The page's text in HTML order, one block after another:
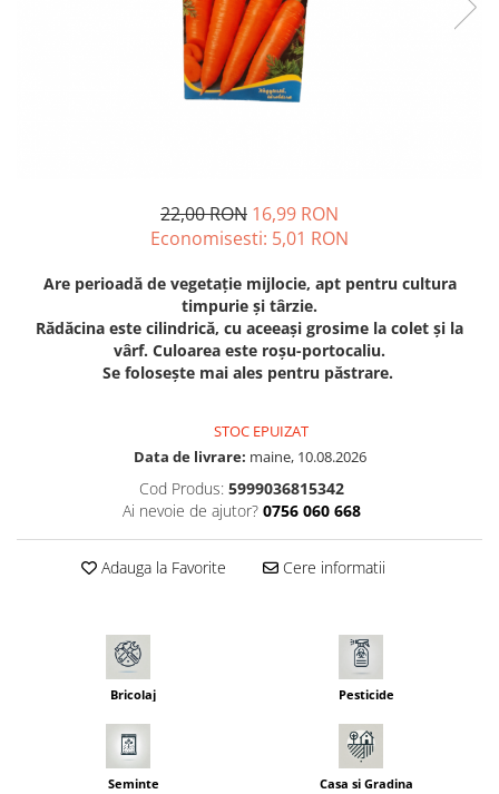
Seminte de Gulii
Seminte de Leustean
Seminte de Patrunjel
Seminte de praz
Seminte dovlecel / dovleac
Seminte morcovi
Seminte plante aromatice
Seminte rosii
Seminte salata
Seminte sfecla
Seminte telina
Seminte varza
Seminte Vinete
22,00 RON 16,99 RON
Economisesti: 5,01 RON
Are perioadă de vegetație mijlocie, apt pentru cultura
timpurie și târzie.
Rădăcina este cilindrică, cu aceeași grosime la colet și la
vârf. Culoarea este roșu-portocaliu.
Se folosește mai ales pentru păstrare.
STOC EPUIZAT
Data de livrare: maine, 10.08.2026
Cod Produs: 5999036815342
Ai nevoie de ajutor? 0756 060 668
Adauga la Favorite Cere informatii
Bricolaj Pesticide
Seminte Casa si Gradina